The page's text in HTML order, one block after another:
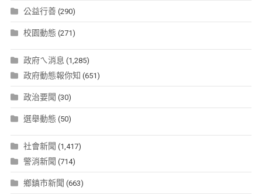
公益行善(290)
校園動態 (271)
政府ㄟ消息 (1,285)
政府動態報你知 (651)
政治要聞 (30)
選舉動態 (50)
社會新聞 (1,417)
警消新聞 (714)
鄉鎮市新聞 (663)